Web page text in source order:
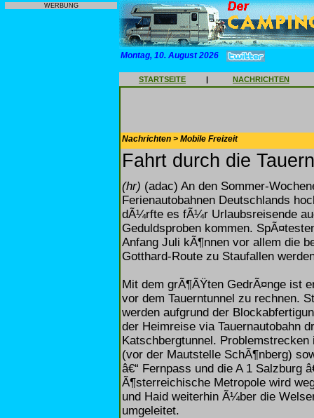
WERBUNG
Montag, 10. August 2026
STARTSEITE | NACHRICHTEN
Nachrichten > Mobile Freizeit
Fahrt durch die
(hr) (adac) An den Sommer-
Ferienautobahnen Deutschlands
dÃ¼rfte es fÃ¼r Urlaubsreisende
Geduldsproben kommen.
Anfang Juli kÃ¶nnen vor allem die
Gotthard-Route zu Staufallen
Mit dem grÃ¶ÃŸten GedrÃ¤nge ist
vor dem Tauerntunnel zu rechnen.
werden aufgrund der
der Heimreise via Tauernautobahn
Katschbergtunnel.
(vor der Mautstelle SchÃ¶nberg)
â€“ Fernpass und die A 1 Salzburg
Ã¶sterreichische Metropole wird
und Haid weiterhin Ã¼ber die
umgeleitet.